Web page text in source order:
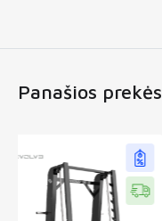
Panašios prekės